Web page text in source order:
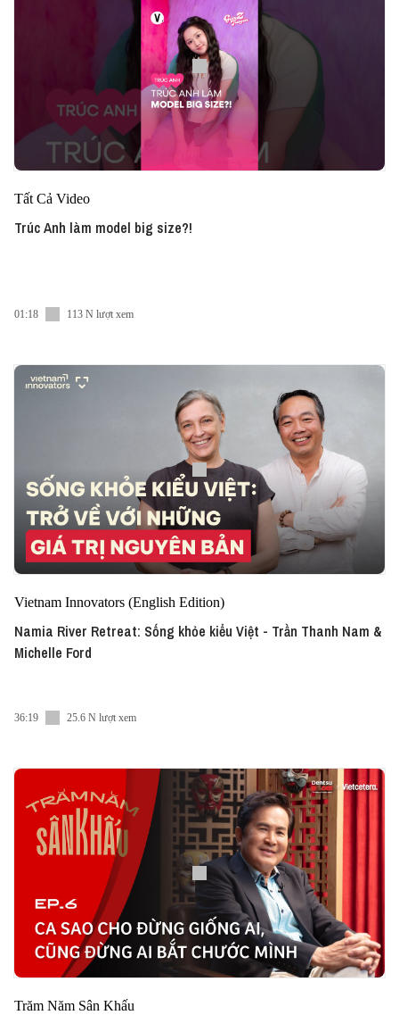
Tất Cả Video
Trúc Anh làm model big size?!
01:18 113 N lượt xem
Vietnam Innovators (English Edition)
Namia River Retreat: Sống khỏe kiểu Việt - Trần Thanh Nam &
Michelle Ford
36:19 25.6 N lượt xem
Trăm Năm Sân Khấu